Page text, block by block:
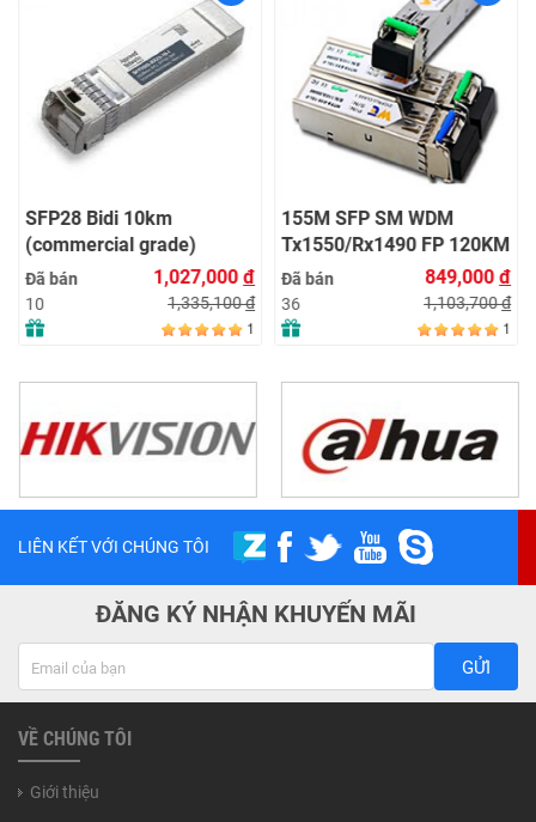
SFP28 Bidi 10km
(commercial grade)
Đã bán
10
1,027,000 đ
1,335,100đ
1
155M SFP SM WDM
Tx1550/Rx1490 FP 120KM
LC with DDM
Đã bán
36
849,000 đ
1,103,700đ
1
LIÊN KẾT VỚI CHÚNG TÔI
ĐĂNG KÝ NHẬN KHUYẾN MÃI
GỬI
VỀ CHÚNG TÔI
Giới thiệu